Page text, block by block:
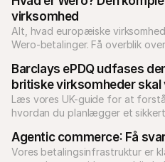
virksomhed
Alt, hvad europæiske
Wero-betalinger. Få overblik
Barclays ePDQ udfases
britiske virksomheder skal
Læs vores UK-guide for at
hvordan du planlægger et
Agentic commerce: Få
Vores betalingsinfrastruktur er